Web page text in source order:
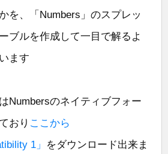
を、「Numbers」のスプレッ
ブルを作成して一目で解るよ
ます
Numbersのネイティブフォー
おり ここから
1」
をダウンロード出来ま